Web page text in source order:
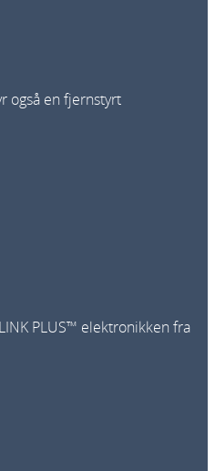
også en fjernstyrt
PLUS™ elektronikken fra